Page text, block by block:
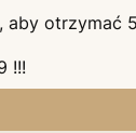
aby otrzymać
!!!